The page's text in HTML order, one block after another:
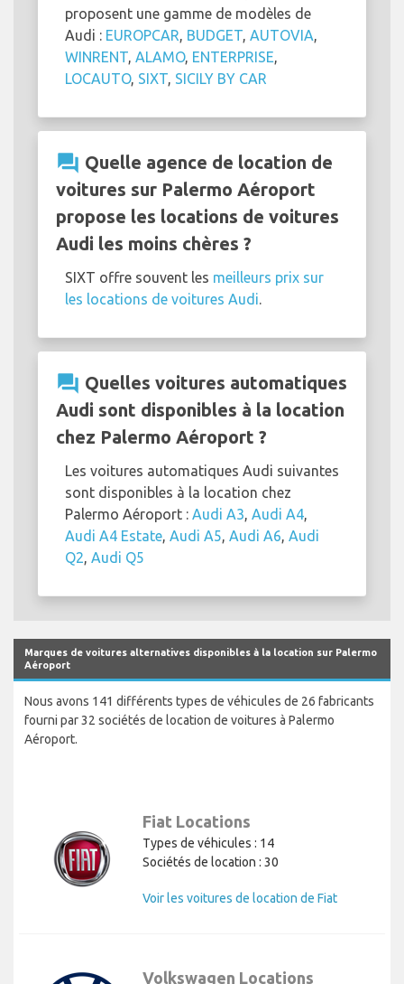
proposent une gamme de modèles de
Audi : EUROPCAR BUDGET AUTOVIA
WINRENT ALAMO, ENTERPRISE
LOCAUTO, SIXT SICILY BY CAR
question_answer Quelle agence de location de
voitures sur Palermo Aéroport
propose les locations de voitures
Audi les moins chères ?
SIXT offre souvent les meilleurs prix sur
les locations de voitures Audi
question_answer Quelles voitures automatiques
Audi sont disponibles à la location
chez Palermo Aéroport ?
Les voitures automatiques Audi suivantes
sont disponibles à la location chez
Palermo Aéroport : Audi A3 Audi A4
Audi A4 Estate Audi A5 Audi A6 Audi
Q2 Audi Q5
Marques de voitures alternatives disponibles à la location sur Palermo
Aéroport
Nous avons 141 différents types de véhicules de 26 fabricants
fourni par 32 sociétés de location de voitures à Palermo
Aéroport.
Fiat Locations
Types de véhicules : 14
Sociétés de location : 30
Voir les voitures de location de Fiat
Volkswagen Locations